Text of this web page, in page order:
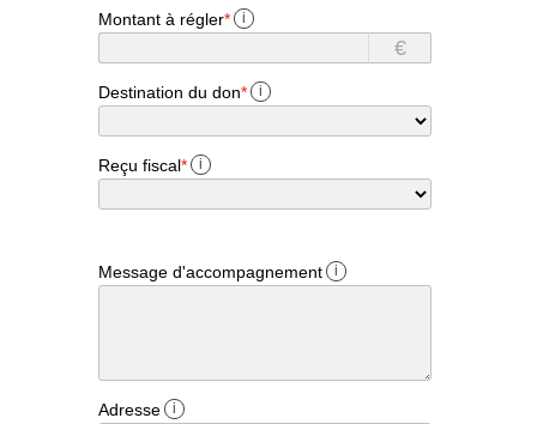
Montant à régler* i
€
Destination du don* i
Reçu fiscal* i
Message d'accompagnement i
Adresse i